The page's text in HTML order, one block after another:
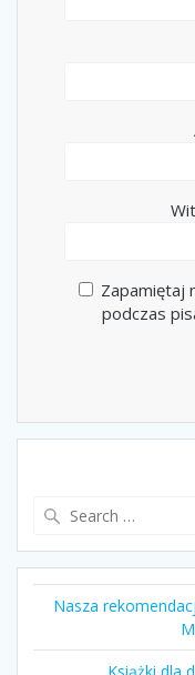
Zapamiętaj
podczas
Nasza